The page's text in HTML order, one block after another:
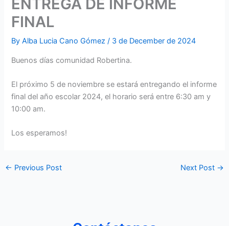
ENTREGA DE INFORME
FINAL
ByAlba Lucia Cano Gómez/ 3 de December de 2024
Buenos días comunidad Robertina.
El próximo 5 de noviembre se estará entregando el informe
final del año escolar 2024, el horario será entre 6:30 am y
10:00 am.
Los esperamos!
← Previous Post Next Post →